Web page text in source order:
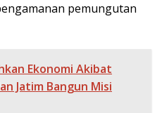
pemungutan
Ekonomi Akibat
Jatim Bangun Misi